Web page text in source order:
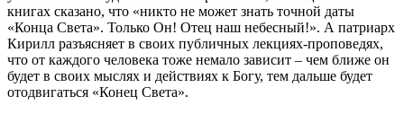
книгах сказано, что «никто не может знать точной даты
«Конца Света». Только Он! Отец наш небесный!». А патриарх
Кирилл разъясняет в своих публичных лекциях-проповедях,
что от каждого человека тоже немало зависит – чем ближе он
будет в своих мыслях и действиях к Богу, тем дальше будет
отодвигаться «Конец Света».